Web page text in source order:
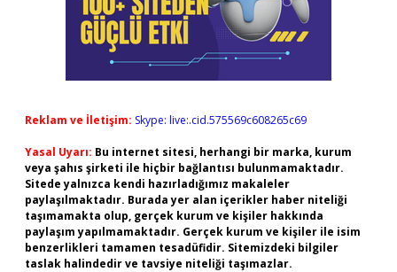
Reklam ve İletişim: Skype: live:.cid.575569c608265c69
Yasal Uyarı: Bu internet sitesi, herhangi bir marka, kurum
veya şahıs şirketi ile hiçbir bağlantısı bulunmamaktadır.
Sitede yalnızca kendi hazırladığımız makaleler
paylaşılmaktadır. Burada yer alan içerikler haber niteliği
taşımamakta olup, gerçek kurum ve kişiler hakkında
paylaşım yapılmamaktadır. Gerçek kurum ve kişiler ile isim
benzerlikleri tamamen tesadüfidir. Sitemizdeki bilgiler
taslak halindedir ve tavsiye niteliği taşımazlar.